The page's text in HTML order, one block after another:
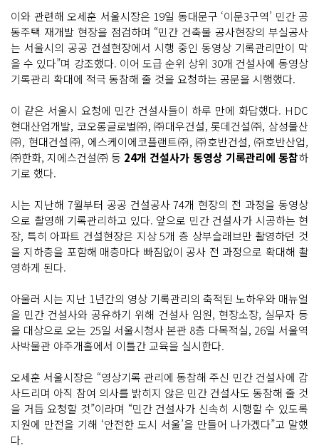
이와 관련해 오세훈 서울시장은 19일 동대문구 ‘이문3구역’ 민간 공
동주택 재개발 현장을 점검하며 “민간 건축물 공사현장의 부실공사
는 서울시의 공공 건설현장에서 시행 중인 동영상 기록관리만이 막
을 수 있다”며 강조했다. 이어 도급 순위 상위 30개 건설사에 동영상
기록관리 확대에 적극 동참해 줄 것을 요청하는 공문을 시행했다.
이 같은 서울시 요청에 민간 건설사들이 하루 만에 화답했다. HDC
현대산업개발, 코오롱글로벌㈜, ㈜대우건설, 롯데건설㈜, 삼성물산
㈜, 현대건설㈜, 에스케이에코플랜트㈜, ㈜호반건설, ㈜호반산업,
㈜한화, 지에스건설㈜ 등 24개 건설사가 동영상 기록관리에 동참하
기로 했다.
시는 지난해 7월부터 공공 건설공사 74개 현장의 전 과정을 동영상
으로 촬영해 기록관리하고 있다. 앞으로 민간 건설사가 시공하는 현
장, 특히 아파트 건설현장은 지상 5개 층 상부슬래브만 촬영하던 것
을 지하층을 포함해 매층마다 빠짐없이 공사 전 과정으로 확대해 촬
영하게 된다.
아울러 시는 지난 1년간의 영상 기록관리의 축적된 노하우와 매뉴얼
을 민간 건설사와 공유하기 위해 건설사 임원, 현장소장, 실무자 등
을 대상으로 오는 25일 서울시청사 본관 8층 다목적실, 26일 서울역
사박물관 야주개홀에서 이틀간 교육을 실시한다.
오세훈 서울시장은 “영상기록 관리에 동참해 주신 민간 건설사에 감
사드리며 아직 참여 의사를 밝히지 않은 민간 건설사도 동참해 줄 것
을 거듭 요청할 것”이라며 “민간 건설사가 신속히 시행할 수 있도록
지원에 만전을 기해 ‘안전한 도시 서울’을 만들어 나가겠다”고 말했
다.